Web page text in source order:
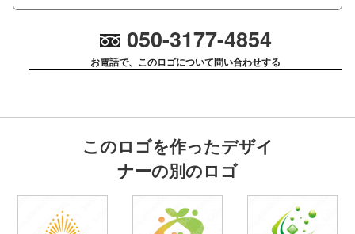
050-3177-4854
お電話で、このロゴについて問い合わせする
このロゴを作ったデザイ
ナーの別のロゴ